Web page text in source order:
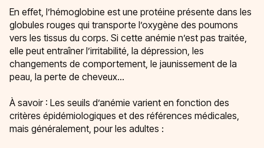
En effet, l’hémoglobine est une protéine présente dans les
globules rouges qui transporte l’oxygène des poumons
vers les tissus du corps. Si cette anémie n’est pas traitée,
elle peut entraîner l’irritabilité, la dépression, les
changements de comportement, le jaunissement de la
peau, la perte de cheveux…
À savoir : Les seuils d’anémie varient en fonction des
critères épidémiologiques et des références médicales,
mais généralement, pour les adultes :